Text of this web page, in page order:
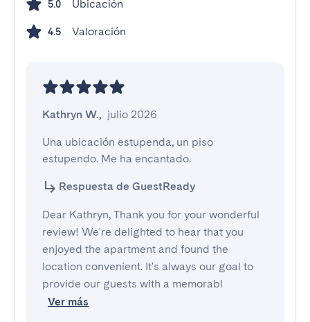
5.0 Ubicación
4.5 Valoración
Kathryn W., julio 2026
Una ubicación estupenda, un piso
estupendo. Me ha encantado.
Respuesta de GuestReady
Dear Kathryn, Thank you for your wonderful
review! We're delighted to hear that you
enjoyed the apartment and found the
location convenient. It's always our goal to
provide our guests with a memorabl
Ver más